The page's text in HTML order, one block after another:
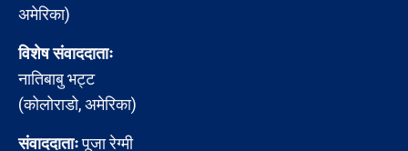
अमेरिका)
विशेष संवाददाताः
नातिबाबु भट्ट
(कोलोराडो, अमेरिका)
संवाददाताःपूजा रेग्मी